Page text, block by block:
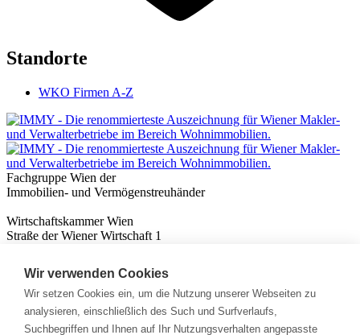
Standorte
WKO Firmen A-Z
Fachgruppe Wien der
Immobilien- und Vermögenstreuhänder
Wirtschaftskammer Wien
Straße der Wiener Wirtschaft 1
Nützliches
Immobilienwissen
Formulare & Rechner
Expert:innen
Wir verwenden Cookies
Wir setzen Cookies ein, um die Nutzung unserer Webseiten zu
analysieren, einschließlich des Such und Surfverlaufs,
Suchbegriffen und Ihnen auf Ihr Nutzungsverhalten angepasste